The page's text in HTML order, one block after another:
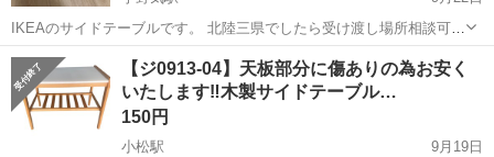
IKEAのサイドテーブルです。 北陸三県でしたら受け渡し場所相談可で
す。
石川 かほく市 テーブル サイドテーブル
【ジ0913-04】天板部分に傷ありの為お安く
いたします‼️木製サイドテーブル…
150円
小松駅
9月19日